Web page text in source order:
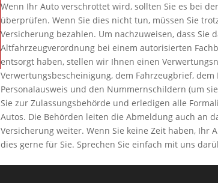
Wenn Ihr Auto verschrottet wird, sollten Sie es bei
überprüfen. Wenn Sie dies nicht tun, müssen Sie
Versicherung bezahlen. Um nachzuweisen, dass Sie
Altfahrzeugverordnung bei einem autorisierten
entsorgt haben, stellen wir Ihnen einen
Verwertungsbescheinigung, dem Fahrzeugbrief, dem
Personalausweis und den Nummernschildern (um
Sie zur Zulassungsbehörde und erledigen alle
Autos. Die Behörden leiten die Abmeldung auch an
Versicherung weiter. Wenn Sie keine Zeit haben, Ihr
dies gerne für Sie. Sprechen Sie einfach mit uns